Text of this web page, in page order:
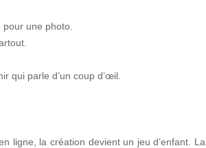
une photo.
qui parle d’un coup d’œil.
ligne, la création devient un jeu d’enfant.